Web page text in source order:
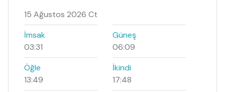
15 Ağustos 2026 Ct
İmsak
03:31
Güneş
06:09
Öğle
13:49
İkindi
17:48